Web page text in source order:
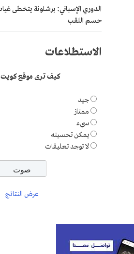
الدوري الإسباني: برشلونة يتخطى
حسم اللقب
الاستطلاعات
كيف ترى موقع كويت
جيد
ممتاز
سيء
يمكن تحسينه
لا توجد تعليقات
عرض النتائج